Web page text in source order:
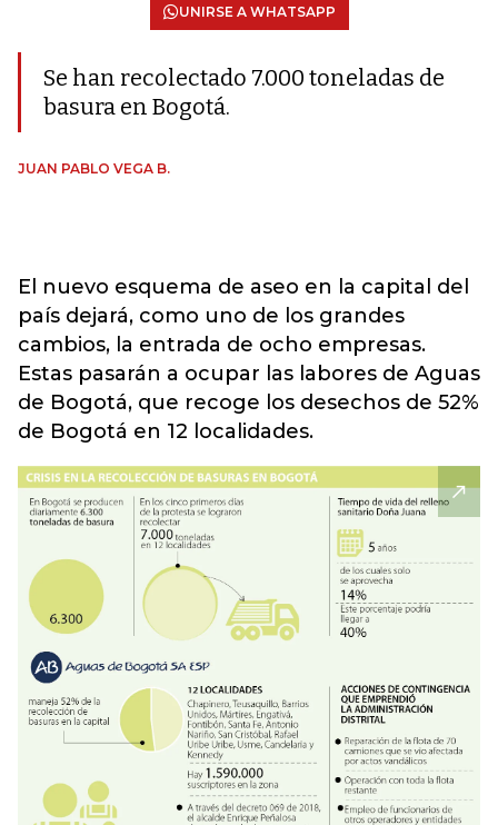
UNIRSE A WHATSAPP
Se han recolectado 7.000 toneladas de
basura en Bogotá.
JUAN PABLO VEGA B.
El nuevo esquema de aseo en la capital del
país dejará, como uno de los grandes
cambios, la entrada de ocho empresas.
Estas pasarán a ocupar las labores de Aguas
de Bogotá, que recoge los desechos de 52%
de Bogotá en 12 localidades.